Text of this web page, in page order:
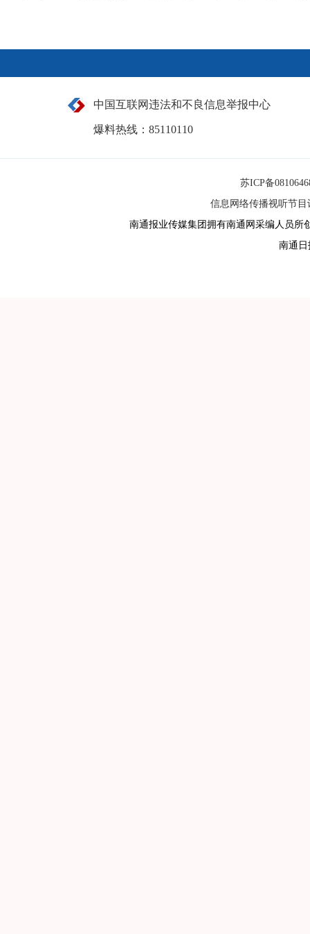
中国互联网违法和不良信息举报中心
爆料热线：85110110
苏ICP备
信息网络传播视听节目
南通报业传媒集团拥有南通网采编人员所
南通日